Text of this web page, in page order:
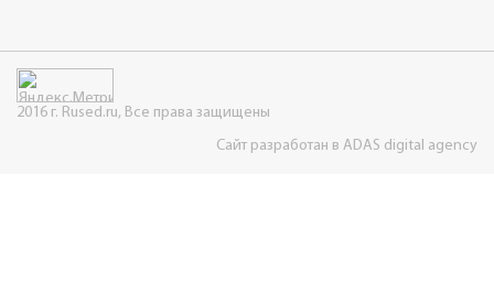
2016 г. Rused.ru, Все права защищены
Сайт разработан в ADAS digital agency